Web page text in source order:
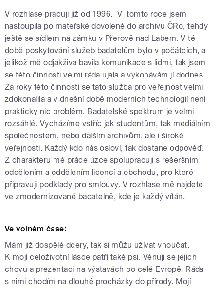
V rozhlase pracuji již od 1996. V tomto roce jsem
nastoupila po mateřské dovolené do archivu ČRo, tehdy
ještě se sídlem na zámku v Přerově nad Labem. V té
době poskytování služeb badatelům bylo v počátcích, a
jelikož mě odjakživa bavila komunikace s lidmi, tak jsem
se této činnosti velmi ráda ujala a vykonávám jí dodnes.
Za roky této činnosti se tato služba pro veřejnost velmi
zdokonalila a v dnešní době moderních technologií není
prakticky nic problém. Badatelské spektrum je velmi
rozsáhlé. Vycházíme vstříc jak studentům, tak mediálním
společnostem, nebo dalším archivům, ale i široké
veřejnosti. Každý kdo nás osloví, tak dostane odpověď.
Z charakteru mé práce úzce spolupracuji s rešeršním
oddělením a oddělením licencí a obchodu, pro které
připravuji podklady pro smlouvy. V rozhlase mě najdete
ve zmodernizované badatelně, kde je každý vítán.
Ve volném čase:
Mám již dospělé dcery, tak si můžu užívat vnoučat.
K mojí celoživotní lásce patří také psi. Věnuji se jejich
chovu a prezentaci na výstavách po celé Evropě. Ráda
s nimi chodím na dlouhé procházky do přírody. Mojí